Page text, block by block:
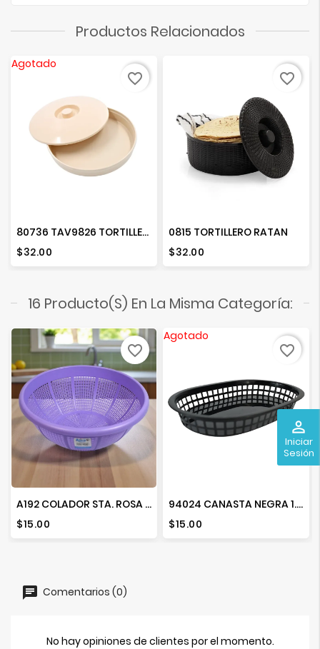
perm_identity
Iniciar
Sesión
Productos Relacionados
Agotado
80736 TAV9826 TORTILLERO BEIGE
Precio
$32.00
favorite_border
0815 TORTILLERO RATAN
Precio
$32.00
favorite_border
16 Producto(s) En La Misma Categoría:
A192 COLADOR STA. ROSA COLORES
Precio
$15.00
favorite_border
Agotado
94024 CANASTA NEGRA 1.5"X7"
Precio
$15.00
favorite_border
Comentarios (0)
No hay opiniones de clientes por el momento.